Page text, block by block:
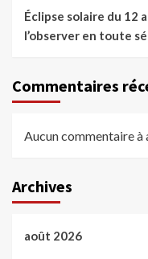
Éclipse solaire du 12
l’observer en toute
Commentaires
Aucun commentaire à
Archives
août 2026